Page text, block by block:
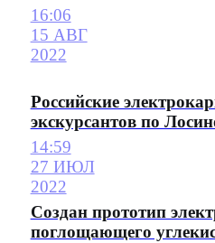
16:06
15 АВГ
2022
Российские
экскурсантов по
14:59
27 ИЮЛ
2022
Создан прототип
поглощающего